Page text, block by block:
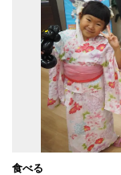
食べる